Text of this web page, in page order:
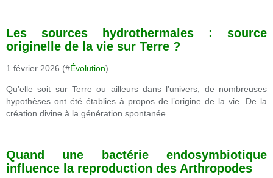
Les sources hydrothermales : source
originelle de la vie sur Terre ?
1 février 2026 (#Évolution)
Qu’elle soit sur Terre ou ailleurs dans l’univers, de nombreuses
hypothèses ont été établies à propos de l’origine de la vie. De la
création divine à la génération spontanée...
Quand une bactérie endosymbiotique
influence la reproduction des Arthropodes